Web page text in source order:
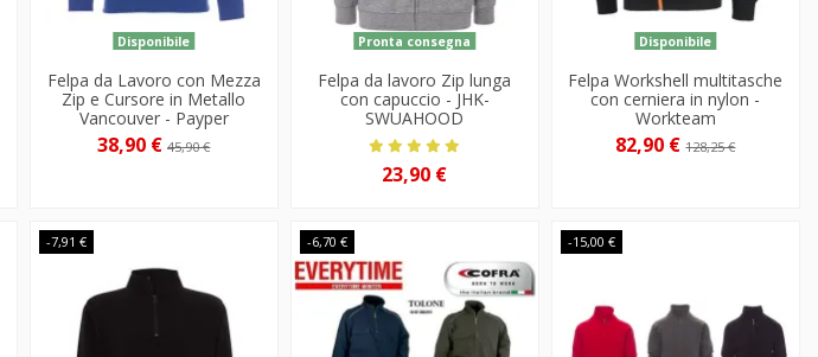
Disponibile
Felpa da Lavoro con Mezza
Zip e Cursore in Metallo
Vancouver - Payper
38,90 €45,90 €
Pronta consegna
Felpa da lavoro Zip lunga
con capuccio - JHK-
SWUAHOOD
23,90 €
Disponibile
Felpa Workshell multitasche
con cerniera in nylon -
Workteam
82,90 €128,25 €
-7,91 € -6,70 € -15,00 €